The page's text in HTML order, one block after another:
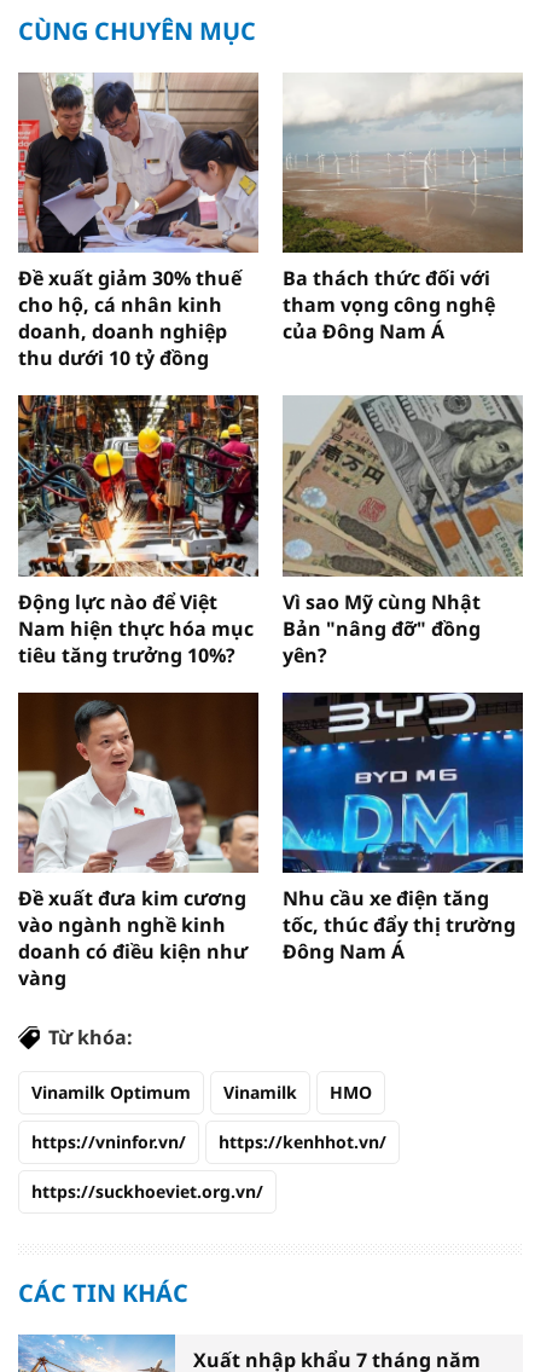
CÙNG CHUYÊN MỤC
Đề xuất giảm 30% thuế
cho hộ, cá nhân kinh
doanh, doanh nghiệp
thu dưới 10 tỷ đồng
Ba thách thức đối với
tham vọng công nghệ
của Đông Nam Á
Động lực nào để Việt
Nam hiện thực hóa mục
tiêu tăng trưởng 10%?
Vì sao Mỹ cùng Nhật
Bản "nâng đỡ" đồng
yên?
Đề xuất đưa kim cương
vào ngành nghề kinh
doanh có điều kiện như
vàng
Nhu cầu xe điện tăng
tốc, thúc đẩy thị trường
Đông Nam Á
Từ khóa:
Vinamilk Optimum Vinamilk HMO
https://vninfor.vn/ https://kenhhot.vn/
https://suckhoeviet.org.vn/
CÁC TIN KHÁC
Xuất nhập khẩu 7 tháng năm